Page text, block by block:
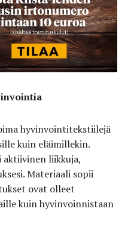
hyvinvointitekstiilejä
kuin eläimillekin.
liikkuja,
Materiaali sopii
ovat olleet
kuin hyvinvoinnistaan